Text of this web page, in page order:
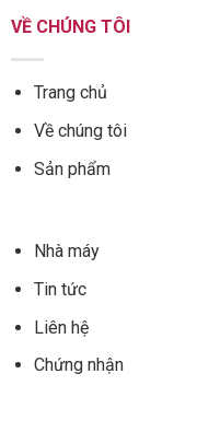
VỀ CHÚNG TÔI
Trang chủ
Về chúng tôi
Sản phẩm
Nhà máy
Tin tức
Liên hệ
Chứng nhận